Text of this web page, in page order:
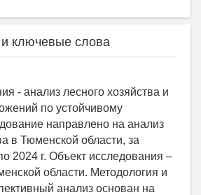
ключевые слова
- анализ лесного хозяйства и
по устойчивому
направлено на анализ
в Тюменской области, за
2024 г. Объект исследования –
области. Методология и
анализ основан на